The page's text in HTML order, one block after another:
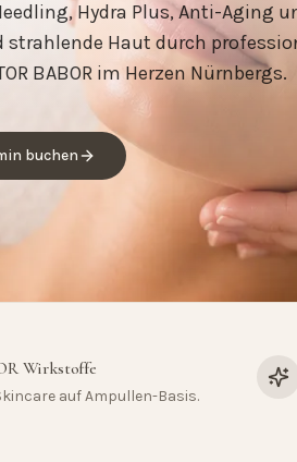
Hydra Plus, Anti-Aging
Haut durch
BABOR im Herzen Nürnbergs.
buchen
Wirkstoffe
auf Ampullen-Basis.